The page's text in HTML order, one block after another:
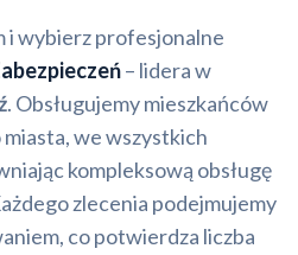
i wybierz profesjonalne
– lidera w
. Obsługujemy mieszkańców
we wszystkich
kompleksową obsługę
zlecenia podejmujemy
co potwierdza liczba